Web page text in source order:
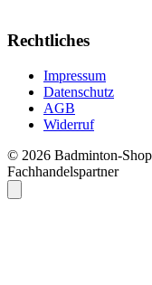
Rechtliches
Impressum
Datenschutz
AGB
Widerruf
© 2026 Badminton-
Fachhandelspartner